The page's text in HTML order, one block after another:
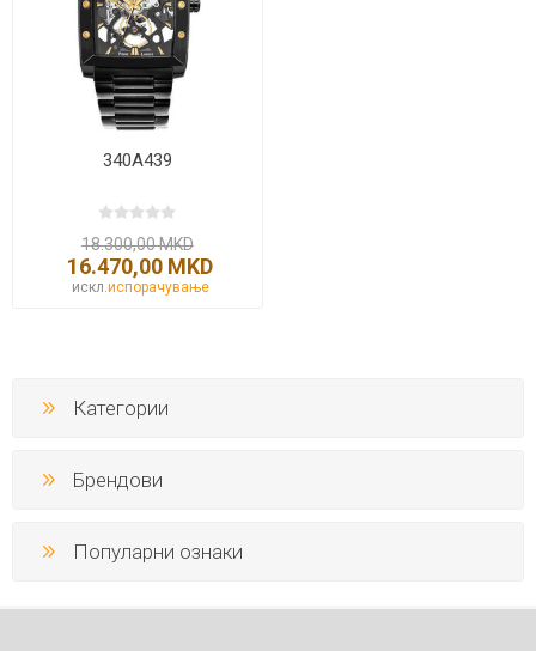
340A439
18.300,00 MKD
16.470,00 MKD
искл. испорачување
Категории
Брендови
Популарни ознаки